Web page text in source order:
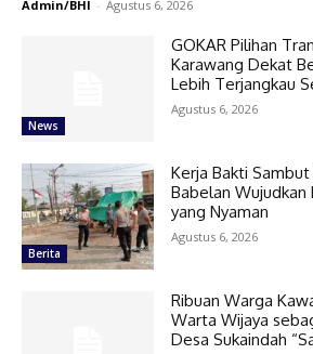
Admin/BHI - Agustus 6, 2026
News
GOKAR Pilihan
Karawang Dekat
Lebih Terjangkau
Agustus 6, 2026
Berita
Kerja Bakti
Babelan Wujudkan
yang Nyaman
Agustus 6, 2026
Ribuan Warga
Warta Wijaya
Desa Sukaindah